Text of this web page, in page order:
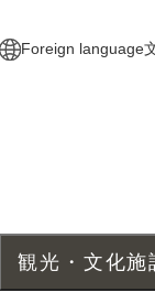
Foreign language
観光・文化施